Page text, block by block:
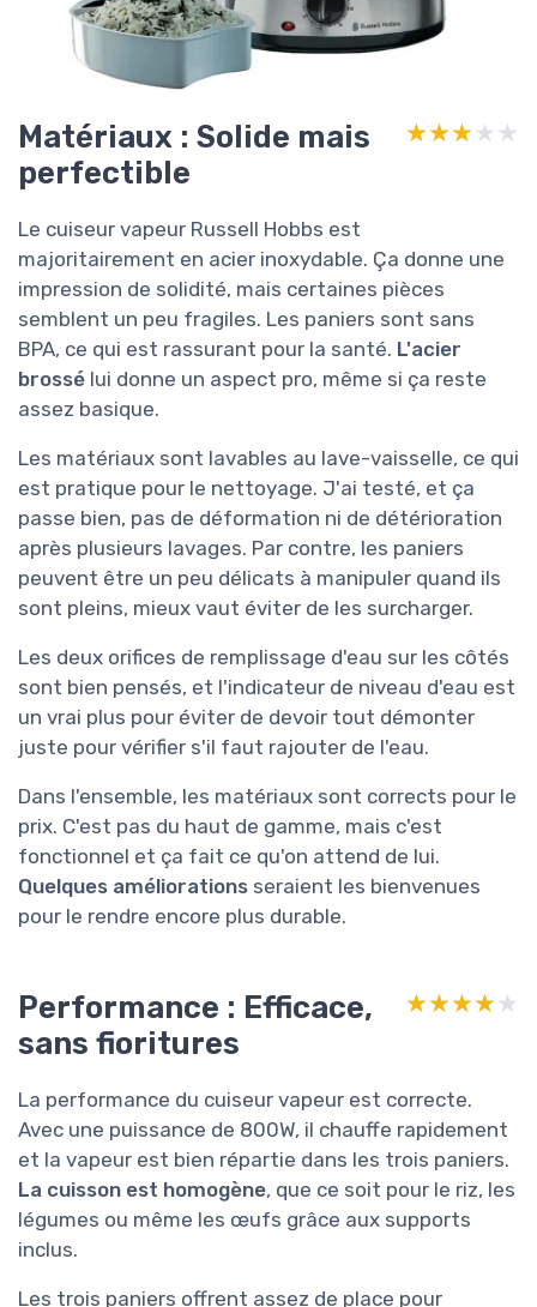
Matériaux : Solide mais
perfectible
★★★★★
★★★★★
Le cuiseur vapeur Russell Hobbs est
majoritairement en acier inoxydable. Ça donne une
impression de solidité, mais certaines pièces
semblent un peu fragiles. Les paniers sont sans
BPA, ce qui est rassurant pour la santé. L'acier
brossé lui donne un aspect pro, même si ça reste
assez basique.
Les matériaux sont lavables au lave-vaisselle, ce qui
est pratique pour le nettoyage. J'ai testé, et ça
passe bien, pas de déformation ni de détérioration
après plusieurs lavages. Par contre, les paniers
peuvent être un peu délicats à manipuler quand ils
sont pleins, mieux vaut éviter de les surcharger.
Les deux orifices de remplissage d'eau sur les côtés
sont bien pensés, et l'indicateur de niveau d'eau est
un vrai plus pour éviter de devoir tout démonter
juste pour vérifier s'il faut rajouter de l'eau.
Dans l'ensemble, les matériaux sont corrects pour le
prix. C'est pas du haut de gamme, mais c'est
fonctionnel et ça fait ce qu'on attend de lui.
Quelques améliorations seraient les bienvenues
pour le rendre encore plus durable.
Performance : Efficace,
sans fioritures
★★★★★
★★★★★
La performance du cuiseur vapeur est correcte.
Avec une puissance de 800W, il chauffe rapidement
et la vapeur est bien répartie dans les trois paniers.
La cuisson est homogène, que ce soit pour le riz, les
légumes ou même les œufs grâce aux supports
inclus.
Les trois paniers offrent assez de place pour